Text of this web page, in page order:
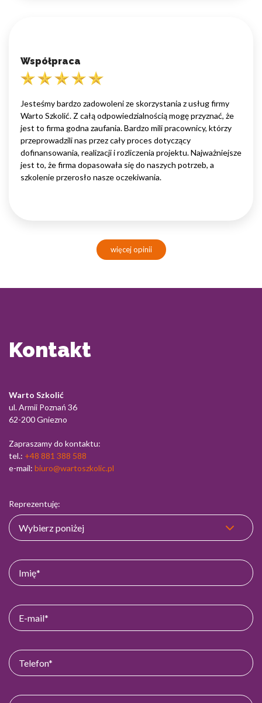
Współpraca
Jesteśmy bardzo zadowoleni ze skorzystania z usług firmy
Warto Szkolić. Z całą odpowiedzialnością mogę przyznać, że
jest to firma godna zaufania. Bardzo mili pracownicy, którzy
przeprowadzili nas przez cały proces dotyczący
dofinansowania, realizacji i rozliczenia projektu. Najważniejsze
jest to, że firma dopasowała się do naszych potrzeb, a
szkolenie przerosło nasze oczekiwania.
więcej opinii
Kontakt
Warto Szkolić
ul. Armii Poznań 36
62-200 Gniezno
Zapraszamy do kontaktu:
tel.: +48 881 388 588
e-mail: biuro@wartoszkolic.pl
Reprezentuję: